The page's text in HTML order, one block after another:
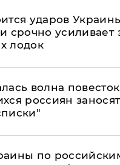
ударов
срочно усиливает
лодок
волна
россиян
по